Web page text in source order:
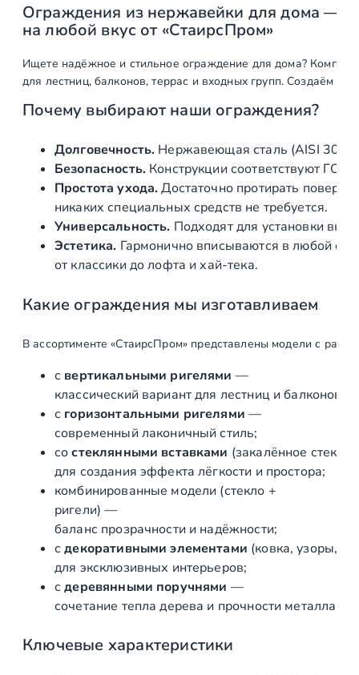
о
в
р
а
О
р
а
е
к
л
д
а
Ограждения изнержавейки для дома —
на любой вкус от «СтаирсПром»
Ищете надёжное и стильное ограждение для дома?
для лестниц,балконов, террас и входныхгрупп.Создаём
Почему выбирают наши ограждения?
Долговечность. Нержавеющая сталь (AISI 304/
Безопасность.Конструкции соответствуютГОСТ
Простота ухода.Достаточнопротирать
никаких специальных средств не требуется.
Универсальность. Подходятдля установки
Эстетика. Гармонично вписываются в любой
от классики долофта и хай‑тека.
Какие ограждения мы изготавливаем
В ассортименте «СтаирсПром» представлены модели с
с вертикальными ригелями —
классический вариантдля лестници балконов;
с горизонтальными ригелями —
современный лаконичный стиль;
состеклянными вставками (закалённое стекло
для создания эффекта лёгкости и простора;
комбинированные модели (стекло +
ригели) —
баланс прозрачности и надёжности;
сдекоративными элементами (ковка, узоры,
для эксклюзивных интерьеров;
сдеревянными поручнями —
сочетание тепла дерева и прочности металла.
Ключевые характеристики